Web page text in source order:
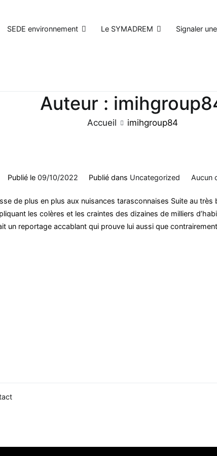
SEDE environnement Le SYMADREM Signaler
Auteur :
Accueil imihgroup84
Publié le 09/10/2022 Publié dans Uncategorized Aucun
de plus en plus aux nuisances tarasconnaises Suite au
les colères et les craintes des dizaines de milliers
un reportage accablant qui prouve lui aussi que